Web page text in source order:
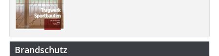
Brandschutz